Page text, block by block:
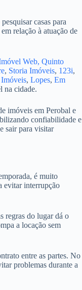
casas para
relação à atuação de
Web, Quinto
, Storia Imóveis, 123i,
, Lopes, Em
na cidade.
imóveis em Perobal e
confiabilidade e
sair para visitar
é muito
evitar interrupção
regras do lugar dá o
a locação sem
entre as partes. No
problemas durante a